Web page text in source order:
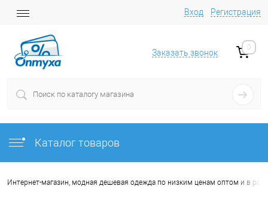
Вход Регистрация
Заказать звонок
0
Каталог товаров
Интернет-магазин, модная дешевая одежда по низким ценам оптом и в